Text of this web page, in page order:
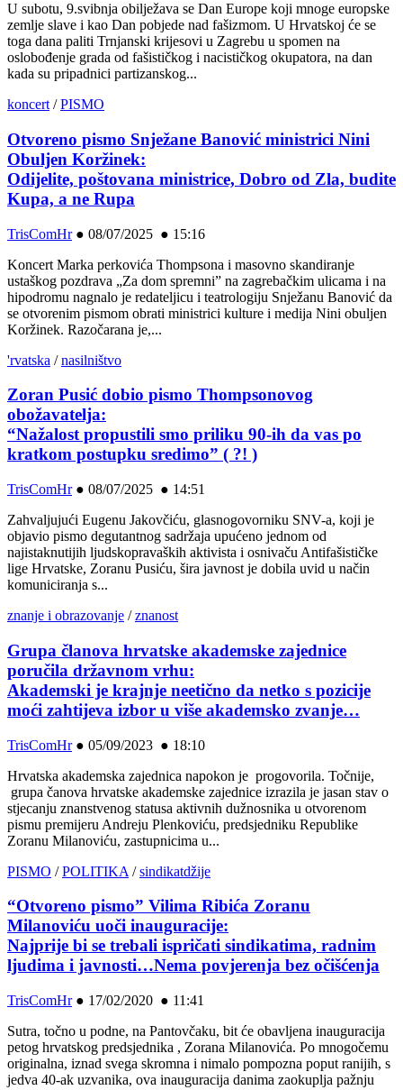
U subotu, 9.svibnja obilježava se Dan Europe koji mnoge europske
zemlje slave i kao Dan pobjede nad fašizmom. U Hrvatskoj će se
toga dana paliti Trnjanski krijesovi u Zagrebu u spomen na
oslobođenje grada od fašističkog i nacističkog okupatora, na dan
kada su pripadnici partizanskog...
koncert /PISMO
Otvoreno pismo Snježane Banović ministrici Nini
Obuljen Koržinek:
Odijelite, poštovana ministrice, Dobro od Zla, budite
Kupa, a ne Rupa
TrisComHr● 08/07/2025 ● 15:16
Koncert Marka perkovića Thompsona i masovno skandiranje
ustaškog pozdrava „Za dom spremni” na zagrebačkim ulicama i na
hipodromu nagnalo je redateljicu i teatrologiju Snježanu Banović da
se otvorenim pismom obrati ministrici kulture i medija Nini obuljen
Koržinek. Razočarana je,...
'rvatska /nasilništvo
Zoran Pusić dobio pismo Thompsonovog
obožavatelja:
“Nažalost propustili smo priliku 90-ih da vas po
kratkom postupku sredimo” ( ?! )
TrisComHr● 08/07/2025 ● 14:51
Zahvaljujući Eugenu Jakovčiću, glasnogovorniku SNV-a, koji je
objavio pismo degutantnog sadržaja upućeno jednom od
najistaknutijih ljudskopravaških aktivista i osnivaču Antifašističke
lige Hrvatske, Zoranu Pusiću, šira javnost je dobila uvid u način
komuniciranja s...
znanje i obrazovanje /znanost
Grupa članova hrvatske akademske zajednice
poručila državnom vrhu:
Akademski je krajnje neetično da netko s pozicije
moći zahtijeva izbor u više akademsko zvanje…
TrisComHr● 05/09/2023 ● 18:10
Hrvatska akademska zajednica napokon je progovorila. Točnije,
grupa čanova hrvatske akademske zajednice izrazila je jasan stav o
stjecanju znanstvenog statusa aktivnih dužnosnika u otvorenom
pismu premijeru Andreju Plenkoviću, predsjedniku Republike
Zoranu Milanoviću, zastupnicima u...
PISMO /POLITIKA /sindikatdžije
“Otvoreno pismo” Vilima Ribića Zoranu
Milanoviću uoči inauguracije:
Najprije bi se trebali ispričati sindikatima, radnim
ljudima i javnosti…Nema povjerenja bez očišćenja
TrisComHr● 17/02/2020 ● 11:41
Sutra, točno u podne, na Pantovčaku, bit će obavljena inauguracija
petog hrvatskog predsjednika , Zorana Milanovića. Po mnogočemu
originalna, iznad svega skromna i nimalo pompozna poput ranijih, s
jedva 40-ak uzvanika, ova inauguracija danima zaokuplja pažnju